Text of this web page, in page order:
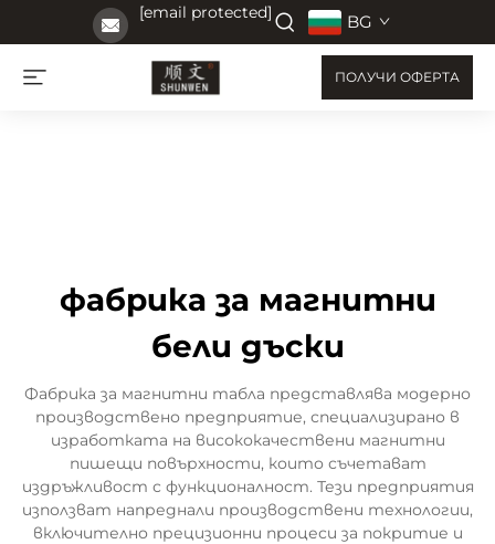
[email protected] BG
ПОЛУЧИ ОФЕРТА
фабрика за магнитни
бели дъски
Фабрика за магнитни табла представлява модерно
производствено предприятие, специализирано в
изработката на висококачествени магнитни
пишещи повърхности, които съчетават
издръжливост с функционалност. Тези предприятия
използват напреднали производствени технологии,
включително прецизионни процеси за покритие и